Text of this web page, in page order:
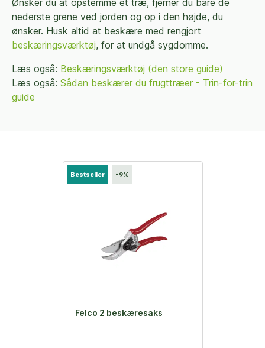
nederste grene ved jorden og op i den højde, du
ønsker. Husk altid at beskære med rengjort
beskæringsværktøj, for at undgå sygdomme.
Læs også: Beskæringsværktøj (den store guide)
Læs også: Sådan beskærer du frugttræer - Trin-for-trin
guide
Bestseller -9%
Felco 2 beskæresaks